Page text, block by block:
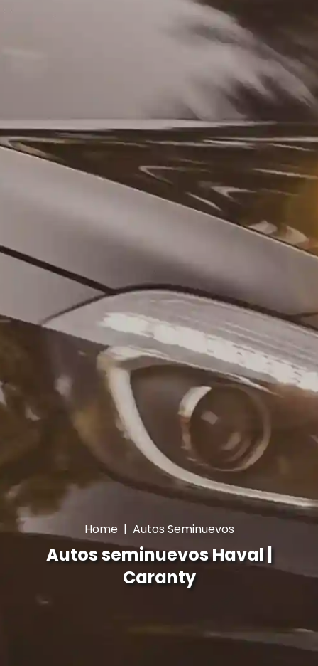
Home | Autos Seminuevos
Autos seminuevos Haval |
Caranty